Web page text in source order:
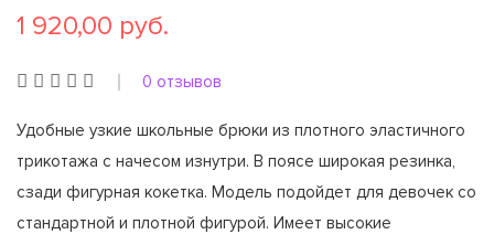
1 920,00 руб.
0 отзывов
Удобные узкие школьные брюки из плотного эластичного
трикотажа с начесом изнутри. В поясе широкая резинка,
сзади фигурная кокетка. Модель подойдет для девочек со
стандартной и плотной фигурой. Имеет высокие